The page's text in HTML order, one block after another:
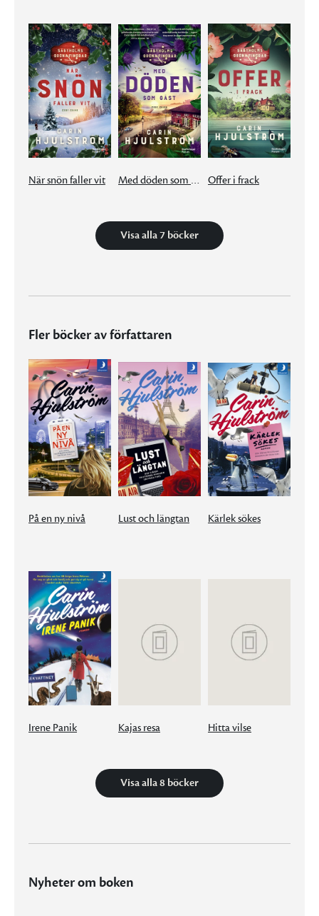
När snön faller vit Med döden som gäst Offer i frack
Visa alla 7 böcker
Fler böcker av författaren
På en ny nivå Lust och längtan Kärlek sökes
Irene Panik Kajas resa Hitta vilse
Visa alla 8 böcker
Nyheter om boken